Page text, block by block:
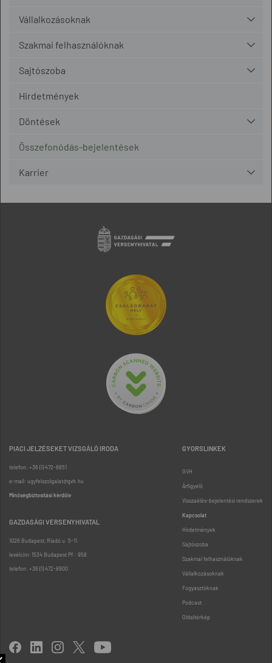
Vállalkozásoknak
Szakmai felhasználóknak
Sajtószoba
Hirdetmények
Döntések
Összefonódás-bejelentések
Karrier
PIACI JELZÉSEKET VIZSGÁLÓ IRODA
telefon: +36 (1) 472-8851
e-mail: ugyfelszolgalat@gvh.hu
Minőségbiztosítási kérdőív
GAZDASÁGI VERSENYHIVATAL
1026 Budapest, Riadó u. 5-11.
levélcím: 1534 Budapest Pf.: 958
telefon: +36 (1) 472-8900
GYORSLINKEK
GVH
Árfigyelő
Visszaélés-bejelentési rendszerek
Kapcsolat
Hirdetmények
Sajtószoba
Szakmai felhasználóknak
Vállalkozásoknak
Fogyasztóknak
Podcast
Oldaltérkép